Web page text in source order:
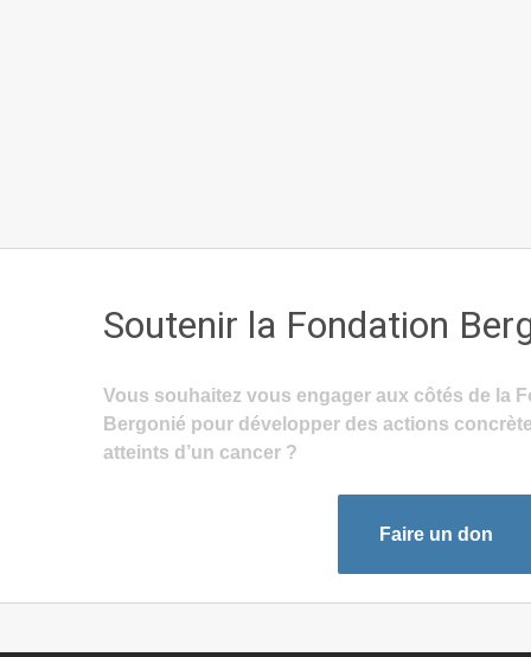
Soutenir la Fondation
Vous souhaitez vous engager aux côtés de la
Bergonié pour développer des actions
atteints d’un cancer ?
Faire un don